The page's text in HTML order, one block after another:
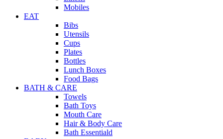
Mobiles
EAT
Bibs
Utensils
Cups
Plates
Bottles
Lunch Boxes
Food Bags
BATH & CARE
Towels
Bath Toys
Mouth Care
Hair & Body Care
Bath Essentiald